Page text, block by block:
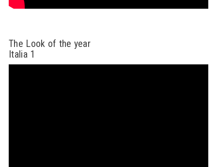
The Look of the year
Italia 1